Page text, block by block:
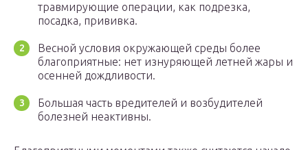
травмирующие операции, как подрезка,
посадка, прививка.
Весной условия окружающей среды более
благоприятные: нет изнуряющей летней жары и
осенней дождливости.
Большая часть вредителей и возбудителей
болезней неактивны.